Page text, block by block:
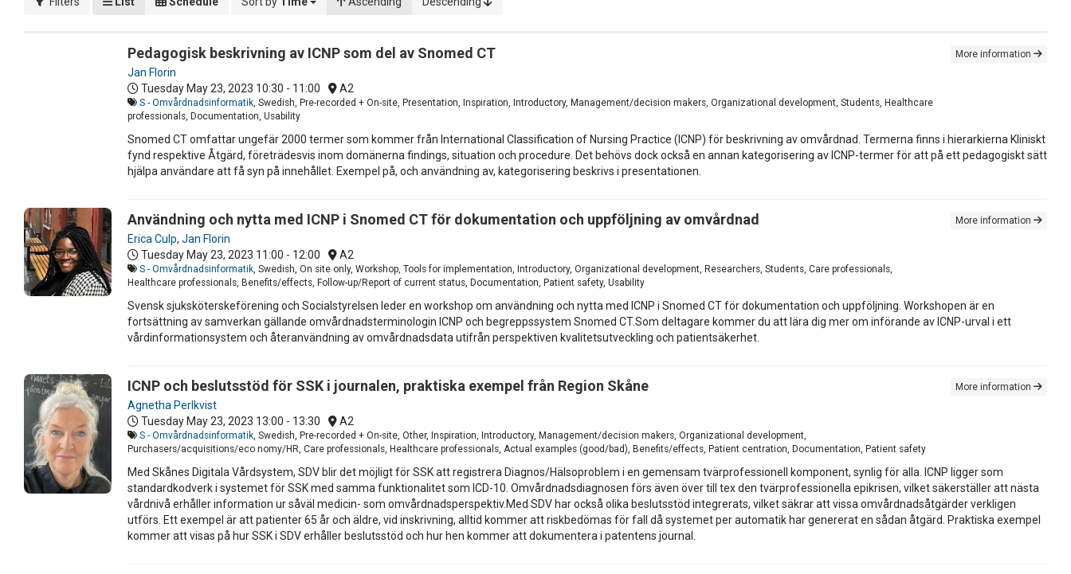
Pedagogisk beskrivning av ICNP som del av Snomed CT
Jan Florin
Tuesday May 23, 2023 10:30 - 11:00 A2
S - Omvårdnadsinformatik, Swedish, Pre-recorded + On-site, Presentation, Inspiration, Introductory, Management/decision makers, Organizational development, Students, Healthcare
professionals, Documentation, Usability
More information
Snomed CT omfattar ungefär 2000 termer som kommer från International Classification of Nursing Practice (ICNP) för beskrivning av omvårdnad. Termerna finns i hierarkierna Kliniskt
fynd respektive Åtgärd, företrädesvis inom domänerna findings, situation och procedure. Det behövs dock också en annan kategorisering av ICNP-termer för att på ett pedagogiskt sätt
hjälpa användare att få syn på innehållet. Exempel på, och användning av, kategorisering beskrivs i presentationen.
Användning och nytta med ICNP i Snomed CT för dokumentation och uppföljning av omvårdnad
Erica Culp, Jan Florin
Tuesday May 23, 2023 11:00 - 12:00 A2
S - Omvårdnadsinformatik, Swedish, On site only, Workshop, Tools for implementation, Introductory, Organizational development, Researchers, Students, Care professionals,
Healthcare professionals, Benefits/effects, Follow-up/Report of current status, Documentation, Patient safety, Usability
More information
Svensk sjuksköterskeförening och Socialstyrelsen leder en workshop om användning och nytta med ICNP i Snomed CT för dokumentation och uppföljning. Workshopen är en
fortsättning av samverkan gällande omvårdnadsterminologin ICNP och begreppssystem Snomed CT.Som deltagare kommer du att lära dig mer om införande av ICNP-urval i ett
vårdinformationsystem och återanvändning av omvårdnadsdata utifrån perspektiven kvalitetsutveckling och patientsäkerhet.
ICNP och beslutsstöd för SSK i journalen, praktiska exempel från Region Skåne
Agnetha Perlkvist
Tuesday May 23, 2023 13:00 - 13:30 A2
S - Omvårdnadsinformatik, Swedish, Pre-recorded + On-site, Other, Inspiration, Introductory, Management/decision makers, Organizational development,
Purchasers/acquisitions/eco nomy/HR, Care professionals, Healthcare professionals, Actual examples (good/bad), Benefits/effects, Patient centration, Documentation, Patient safety
More information
Med Skånes Digitala Vårdsystem, SDV blir det möjligt för SSK att registrera Diagnos/Hälsoproblem i en gemensam tvärprofessionell komponent, synlig för alla. ICNP ligger som
standardkodverk i systemet för SSK med samma funktionalitet som ICD-10. Omvårdnadsdiagnosen förs även över till tex den tvärprofessionella epikrisen, vilket säkerställer att nästa
vårdnivå erhåller information ur såväl medicin- som omvårdnadsperspektiv.Med SDV har också olika beslutsstöd integrerats, vilket säkrar att vissa omvårdnadsåtgärder verkligen
utförs. Ett exempel är att patienter 65 år och äldre, vid inskrivning, alltid kommer att riskbedömas för fall då systemet per automatik har genererat en sådan åtgärd. Praktiska exempel
kommer att visas på hur SSK i SDV erhåller beslutsstöd och hur hen kommer att dokumentera i patentens journal.